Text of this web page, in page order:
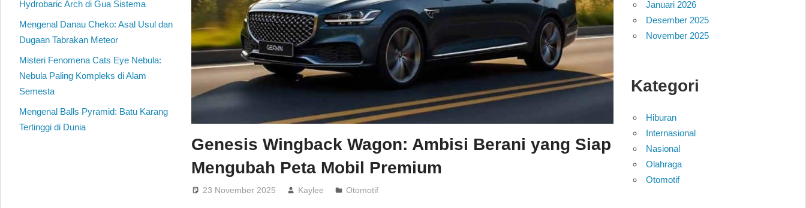
Genesis Wingback Wagon: Ambisi Berani yang Siap
Mengubah Peta Mobil Premium
23 November 2025 Kaylee Otomotif
Hydrobaric Arch di Gua Sistema
Mengenal Danau Cheko: Asal Usul dan
Dugaan Tabrakan Meteor
Misteri Fenomena Cats Eye Nebula:
Nebula Paling Kompleks di Alam
Semesta
Mengenal Balls Pyramid: Batu Karang
Tertinggi di Dunia
Januari 2026
Desember 2025
November 2025
Kategori
Hiburan
Internasional
Nasional
Olahraga
Otomotif